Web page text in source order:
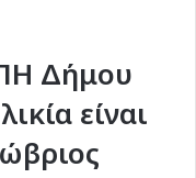
Δήμου
είναι